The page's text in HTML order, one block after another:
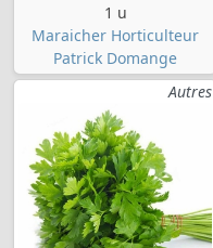
1 u
Maraicher Horticulteur
Patrick Domange
Autres